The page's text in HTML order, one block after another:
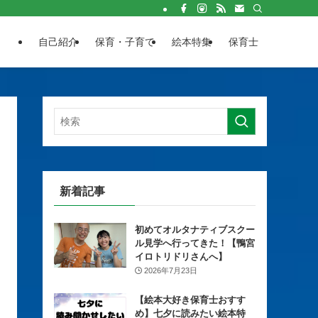
自己紹介 保育・子育て 絵本特集 保育士
新着記事
初めてオルタナティブスクー
ル見学へ行ってきた！【鴨宮
イロトリドリさんへ】
2026年7月23日
【絵本大好き保育士おすす
め】七夕に読みたい絵本特